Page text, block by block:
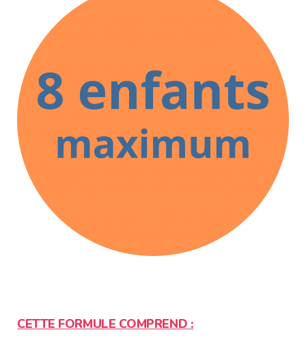
CETTE FORMULE COMPREND :